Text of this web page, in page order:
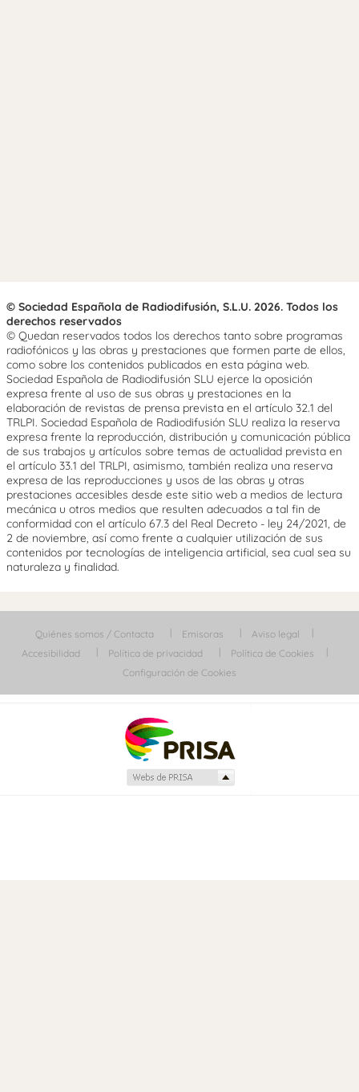
© Sociedad Española de Radiodifusión, S.L.U. 2026. Todos los
derechos reservados
© Quedan reservados todos los derechos tanto sobre programas
radiofónicos y las obras y prestaciones que formen parte de ellos,
como sobre los contenidos publicados en esta página web.
Sociedad Española de Radiodifusión SLU ejerce la oposición
expresa frente al uso de sus obras y prestaciones en la
elaboración de revistas de prensa prevista en el artículo 32.1 del
TRLPI. Sociedad Española de Radiodifusión SLU realiza la reserva
expresa frente la reproducción, distribución y comunicación pública
de sus trabajos y artículos sobre temas de actualidad prevista en
el artículo 33.1 del TRLPI, asimismo, también realiza una reserva
expresa de las reproducciones y usos de las obras y otras
prestaciones accesibles desde este sitio web a medios de lectura
mecánica u otros medios que resulten adecuados a tal fin de
conformidad con el artículo 67.3 del Real Decreto - ley 24/2021, de
2 de noviembre, así como frente a cualquier utilización de sus
contenidos por tecnologías de inteligencia artificial, sea cual sea su
naturaleza y finalidad.
Quiénes somos / Contacta Emisoras
Aviso legal
Accesibilidad
Política de privacidad
Política de Cookies
Configuración de Cookies